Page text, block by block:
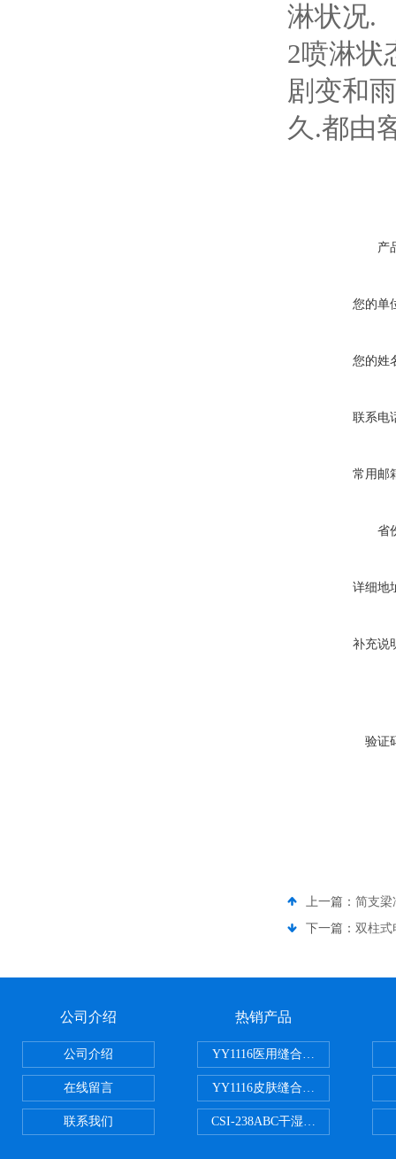
淋状况.
2喷淋状
剧变和
久.都由
产
您的单
您的姓
联系电
常用邮
省
详细地
补充说
验证
上一篇： 简支梁
下一篇： 双柱式
公司介绍
公司介绍
在线留言
联系我们
热销产品
YY1116医用缝合线线径试验仪
YY1116皮肤缝合线线径测量仪
CSI-238ABC干湿电动摩擦色牢度